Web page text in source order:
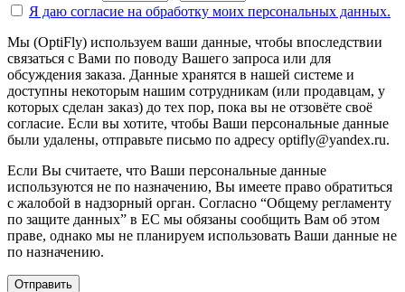
Я даю согласие на обработку моих персональных данных.
Мы (OptiFly) используем ваши данные, чтобы впоследствии
связаться с Вами по поводу Вашего запроса или для
обсуждения заказа. Данные хранятся в нашей системе и
доступны некоторым нашим сотрудникам (или продавцам, у
которых сделан заказ) до тех пор, пока вы не отзовёте своё
согласие. Если вы хотите, чтобы Ваши персональные данные
были удалены, отправьте письмо по адресу optifly@yandex.ru.
Если Вы считаете, что Ваши персональные данные
используются не по назначению, Вы имеете право обратиться
с жалобой в надзорный орган. Согласно “Общему регламенту
по защите данных” в ЕС мы обязаны сообщить Вам об этом
праве, однако мы не планируем использовать Ваши данные не
по назначению.
Отправить